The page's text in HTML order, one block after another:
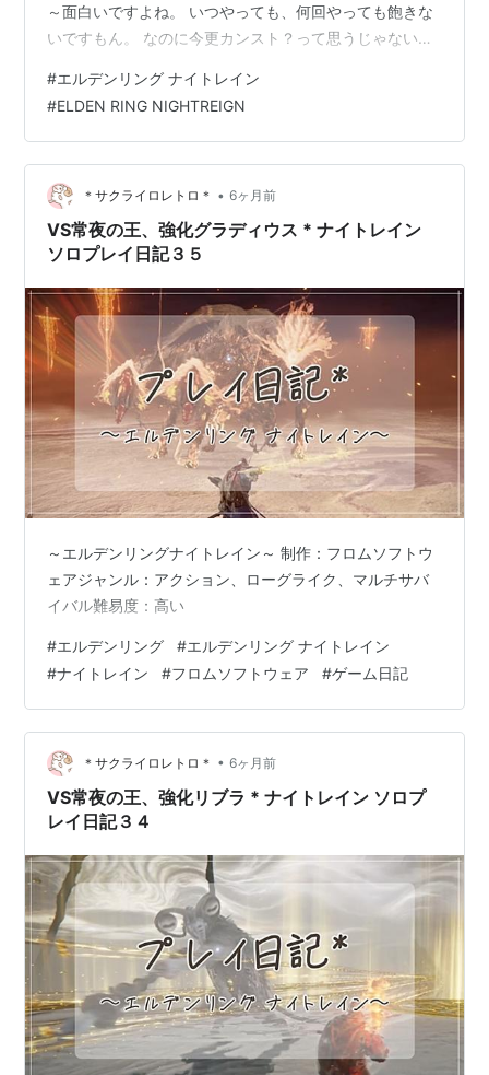
～面白いですよね。 いつやっても、何回やっても飽きな
いですもん。 なのに今更カンスト？って思うじゃないで
論、ほぼ深き夜しかやってなかったんですけど、なんか
自分が上手くなってる気がずっとしてなくて、深度5に上
がってもすぐ深度3とかに落としてまた深度5を目指すみ
たいなことをずっとやってました。 で、そろそｒ深度5
をちゃんとやってみようかなって思ったので潜ってたら
なんか勝手にカンストしてただけなん…
#エルデンリング ナイトレイン
#ELDEN RING NIGHTREIGN
＊サクライロレトロ＊ • 6ヶ月前
VS常夜の王、強化グラディウス * ナイトレイン
ソロプレイ日記３５
～エルデンリングナイトレイン～ 制作：フロムソフトウ
ェアジャンル：アクション、ローグライク、マルチサバ
イバル難易度：高い
#エルデンリング #エルデンリング ナイトレイン
#ナイトレイン #フロムソフトウェア #ゲーム日記
＊サクライロレトロ＊ • 6ヶ月前
VS常夜の王、強化リブラ * ナイトレイン ソロプ
レイ日記３４